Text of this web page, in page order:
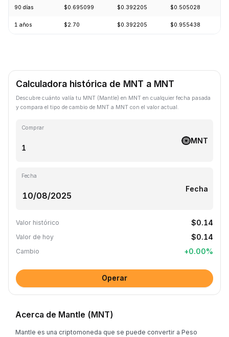
90 días $0.695099 $0.392205 $0.505028
1 años $2.70 $0.392205 $0.955438
Calculadora histórica de MNT a MNT
Descubre cuánto valía tu MNT (Mantle) en MNT en cualquier fecha pasada
y compara el tipo de cambio de MNT a MNT con el valor actual.
Comprar
MNT
Fecha
Fecha
Valor histórico $0.14
Valor de hoy $0.14
Cambio +0.00%
Operar
Acerca de Mantle (MNT)
Mantle es una criptomoneda que se puede convertir a Peso